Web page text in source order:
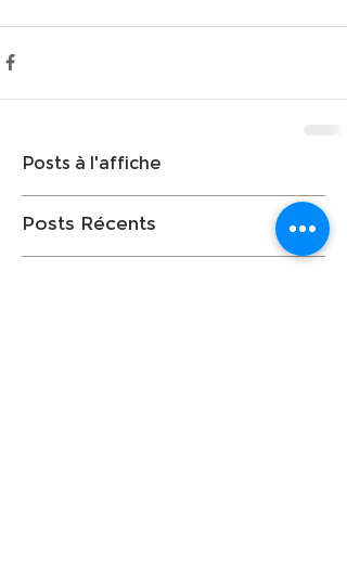
Posts à l'affiche
Posts Récents